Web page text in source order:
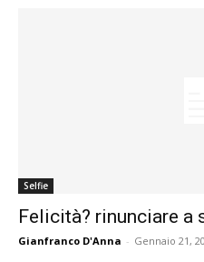
Selfie
Felicità? rinunciare a
Gianfranco D'Anna - Gennaio 21,